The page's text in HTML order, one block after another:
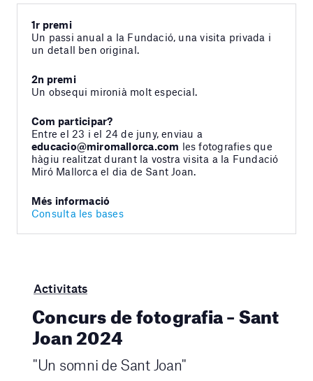
1r premi
Un passi anual a la Fundació, una visita privada i
un detall ben original.
2n premi
Un obsequi mironià molt especial.
Com participar?
Entre el 23 i el 24 de juny, enviau a
educacio@miromallorca.com les fotografies que
hàgiu realitzat durant la vostra visita a la Fundació
Miró Mallorca el dia de Sant Joan.
Més informació
Consulta les bases
Activitats
Concurs de fotografia – Sant
Joan 2024
"Un somni de Sant Joan"